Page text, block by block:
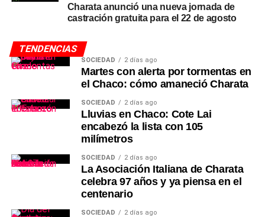
Charata anunció una nueva jornada de
castración gratuita para el 22 de agosto
TENDENCIAS
SOCIEDAD 2 días ago
Martes con alerta por tormentas en
el Chaco: cómo amaneció Charata
SOCIEDAD 2 días ago
Lluvias en Chaco: Cote Lai
encabezó la lista con 105
milímetros
SOCIEDAD 2 días ago
La Asociación Italiana de Charata
celebra 97 años y ya piensa en el
centenario
SOCIEDAD 2 días ago